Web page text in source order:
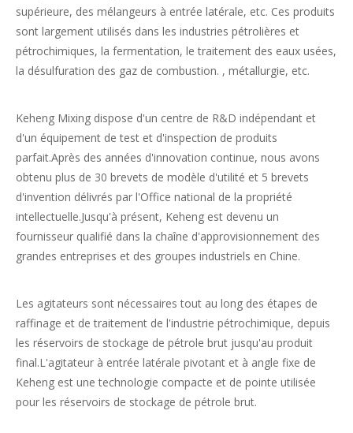
supérieure, des mélangeurs à entrée latérale, etc. Ces produits
sont largement utilisés dans les industries pétrolières et
pétrochimiques, la fermentation, le traitement des eaux usées,
la désulfuration des gaz de combustion. , métallurgie, etc.
Keheng Mixing dispose d'un centre de R&D indépendant et
d'un équipement de test et d'inspection de produits
parfait.Après des années d'innovation continue, nous avons
obtenu plus de 30 brevets de modèle d'utilité et 5 brevets
d'invention délivrés par l'Office national de la propriété
intellectuelle.Jusqu'à présent, Keheng est devenu un
fournisseur qualifié dans la chaîne d'approvisionnement des
grandes entreprises et des groupes industriels en Chine.
Les agitateurs sont nécessaires tout au long des étapes de
raffinage et de traitement de l'industrie pétrochimique, depuis
les réservoirs de stockage de pétrole brut jusqu'au produit
final.L'agitateur à entrée latérale pivotant et à angle fixe de
Keheng est une technologie compacte et de pointe utilisée
pour les réservoirs de stockage de pétrole brut.